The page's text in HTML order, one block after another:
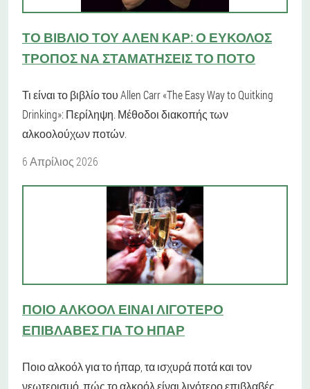
ΤΟ ΒΙΒΛΊΟ ΤΟΥ ΆΛΕΝ ΚΑΡ: Ο ΕΎΚΟΛΟΣ
ΤΡΌΠΟΣ ΝΑ ΣΤΑΜΑΤΉΣΕΙΣ ΤΟ ΠΟΤΌ
Τι είναι το βιβλίο του Allen Carr «The Easy Way to Quitking
Drinking»: Περίληψη. Μέθοδοι διακοπής των
αλκοολούχων ποτών.
6 Απρίλιος 2026
ΠΟΙΟ ΑΛΚΟΌΛ ΕΊΝΑΙ ΛΙΓΌΤΕΡΟ
ΕΠΙΒΛΑΒΈΣ ΓΙΑ ΤΟ ΉΠΑΡ
Ποιο αλκοόλ για το ήπαρ, τα ισχυρά ποτά και τον
νεωτερισμό, πώς το αλκοόλ είναι λιγότερο επιβλαβές